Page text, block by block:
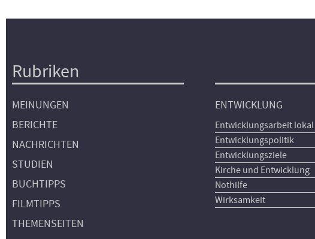
Hauptnavigation
Rubriken
MEINUNGEN
BERICHTE
NACHRICHTEN
STUDIEN
BUCHTIPPS
FILMTIPPS
THEMENSEITEN
ENTWICKLUNG
Entwicklungsarbeit lokal
Entwicklungspolitik
Entwicklungsziele
Kirche und Entwicklung
Nothilfe
Wirksamkeit